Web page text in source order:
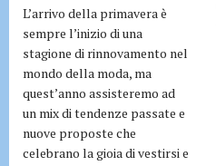
L’arrivo della primavera è
sempre l’inizio di una
stagione di rinnovamento nel
mondo della moda, ma
quest’anno assisteremo ad
un mix di tendenze passate e
nuove proposte che
celebrano la gioia di vestirsi e